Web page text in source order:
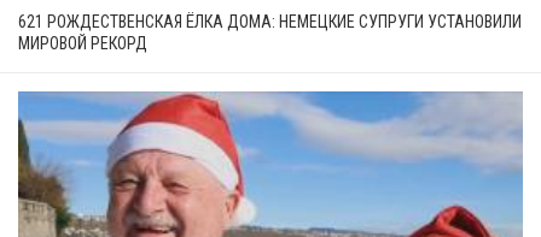
621 РОЖДЕСТВЕНСКАЯ ЁЛКА ДОМА: НЕМЕЦКИЕ СУПРУГИ УСТАНОВИЛИ
МИРОВОЙ РЕКОРД